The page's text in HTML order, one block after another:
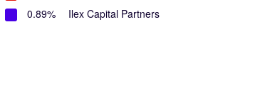
0.89%
Ilex Capital Partners